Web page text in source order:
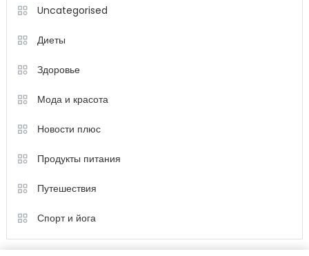
Uncategorised
Диеты
Здоровье
Мода и красота
Новости плюс
Продукты питания
Путешествия
Спорт и йога